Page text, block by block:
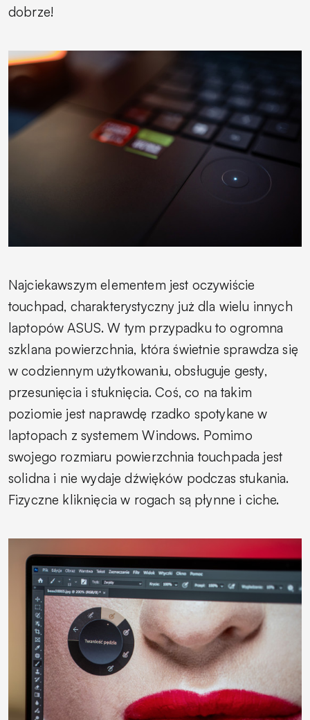
dobrze!
Najciekawszym elementem jest oczywiście
touchpad, charakterystyczny już dla wielu innych
laptopów ASUS. W tym przypadku to ogromna
szklana powierzchnia, która świetnie sprawdza się
w codziennym użytkowaniu, obsługuje gesty,
przesunięcia i stuknięcia. Coś, co na takim
poziomie jest naprawdę rzadko spotykane w
laptopach z systemem Windows. Pomimo
swojego rozmiaru powierzchnia touchpada jest
solidna i nie wydaje dźwięków podczas stukania.
Fizyczne kliknięcia w rogach są płynne i ciche.